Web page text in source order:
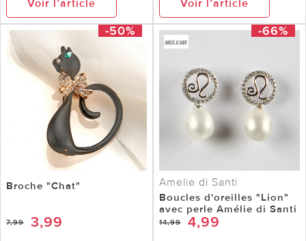
Voir l’article Voir l’article
-50%
Broche "Chat"
7,99 3,99
-66%
Amelie di Santi
Boucles d'oreilles "Lion"
avec perle Amélie di Santi
14,99 4,99